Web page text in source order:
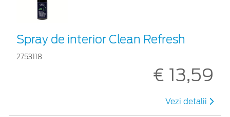
Spray de interior Clean Refresh
2753118
€ 13,59
Vezi detalii